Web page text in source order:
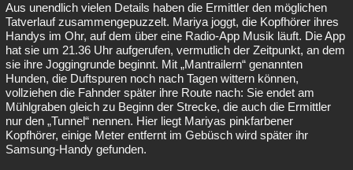
Aus unendlich vielen Details haben die Ermittler den möglichen
Tatverlauf zusammengepuzzelt. Mariya joggt, die Kopfhörer ihres
Handys im Ohr, auf dem über eine Radio-App Musik läuft. Die App
hat sie um 21.36 Uhr aufgerufen, vermutlich der Zeitpunkt, an dem
sie ihre Joggingrunde beginnt. Mit „Mantrailern“ genannten
Hunden, die Duftspuren noch nach Tagen wittern können,
vollziehen die Fahnder später ihre Route nach: Sie endet am
Mühlgraben gleich zu Beginn der Strecke, die auch die Ermittler
nur den „Tunnel“ nennen. Hier liegt Mariyas pinkfarbener
Kopfhörer, einige Meter entfernt im Gebüsch wird später ihr
Samsung-Handy gefunden.